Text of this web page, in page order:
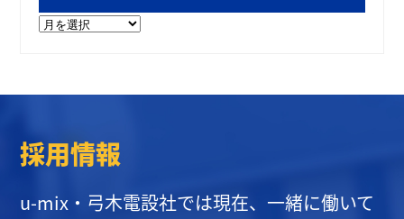
ア
採用情報
u-mix・弓木電設社では現在、一緒に働いて